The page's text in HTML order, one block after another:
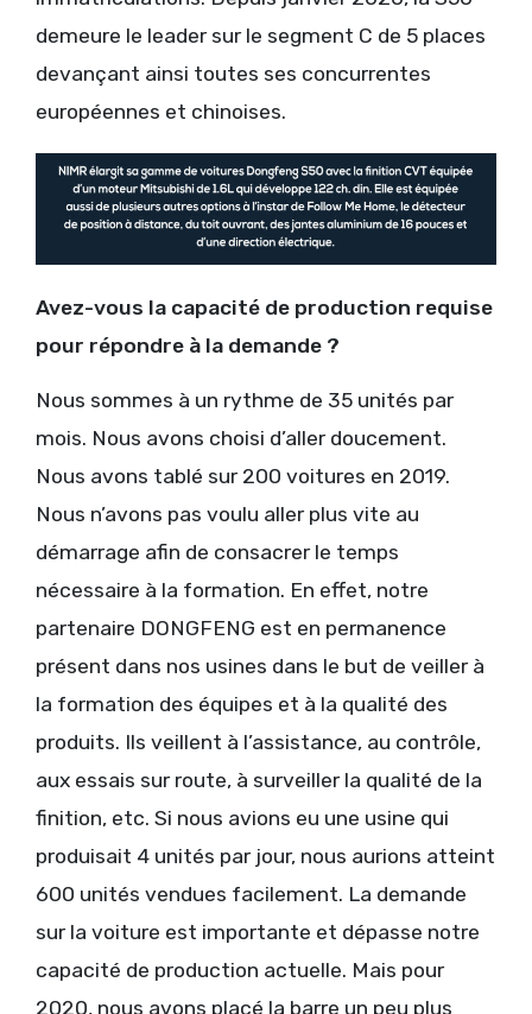
demeure le leader sur le segment C de 5 places
devançant ainsi toutes ses concurrentes
européennes et chinoises.
Avez-vous la capacité de production requise
pour répondre à la demande ?
Nous sommes à un rythme de 35 unités par
mois. Nous avons choisi d’aller doucement.
Nous avons tablé sur 200 voitures en 2019.
Nous n’avons pas voulu aller plus vite au
démarrage afin de consacrer le temps
nécessaire à la formation. En effet, notre
partenaire DONGFENG est en permanence
présent dans nos usines dans le but de veiller à
la formation des équipes et à la qualité des
produits. Ils veillent à l’assistance, au contrôle,
aux essais sur route, à surveiller la qualité de la
finition, etc. Si nous avions eu une usine qui
produisait 4 unités par jour, nous aurions atteint
600 unités vendues facilement. La demande
sur la voiture est importante et dépasse notre
capacité de production actuelle. Mais pour
2020, nous avons placé la barre un peu plus